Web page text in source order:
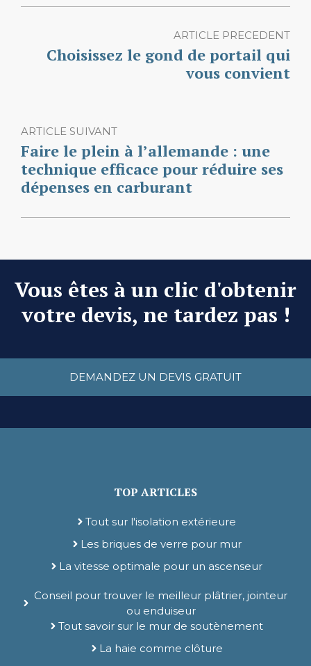
ARTICLE PRECEDENT
Choisissez le gond de portail qui
vous convient
ARTICLE SUIVANT
Faire le plein à l’allemande : une
technique efficace pour réduire ses
dépenses en carburant
Vous êtes à un clic d'obtenir
votre devis, ne tardez pas !
DEMANDEZ UN DEVIS GRATUIT
TOP ARTICLES
Tout sur l'isolation extérieure
Les briques de verre pour mur
La vitesse optimale pour un ascenseur
Conseil pour trouver le meilleur plâtrier, jointeur
ou enduiseur
Tout savoir sur le mur de soutènement
La haie comme clôture